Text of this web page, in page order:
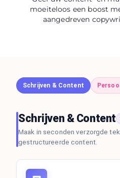
moeiteloos een boost
aangedreven
Schrijven & Content
Schrijven & Content
Maak in seconden verzorgde
gestructureerde content.